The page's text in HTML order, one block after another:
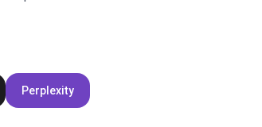
Perplexity